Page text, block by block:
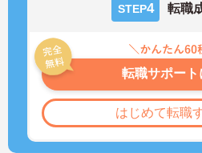
STEP4 転職
転職サポート
はじめて転職